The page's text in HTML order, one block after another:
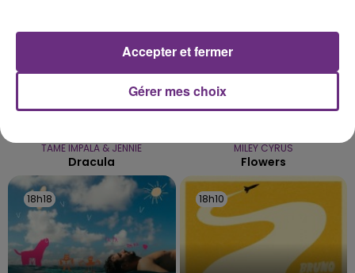
TAME IMPALA & JENNIE
Dracula
MILEY CYRUS
Flowers
18h18
18h18 18h10
18h10
Gérer mes choix
Accepter et fermer